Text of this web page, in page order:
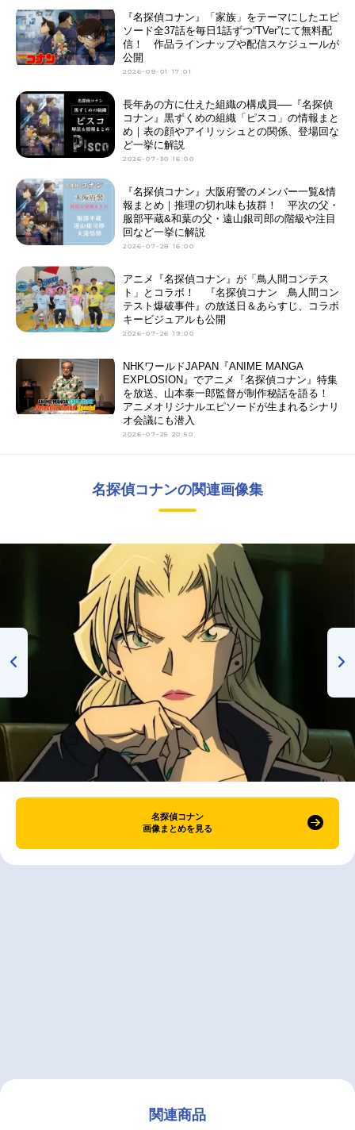
『名探偵コナン』「家族」をテーマにしたエピ
ソード全37話を毎日1話ずつ“TVer”にて無料配
信！ 作品ラインナップや配信スケジュールが
公開
2026-08-01 17:01
長年あの方に仕えた組織の構成員──『名探偵
コナン』黒ずくめの組織「ピスコ」の情報まと
め｜表の顔やアイリッシュとの関係、登場回な
ど一挙に解説
2026-07-30 16:00
『名探偵コナン』大阪府警のメンバー一覧&情
報まとめ｜推理の切れ味も抜群！ 平次の父・
服部平蔵&和葉の父・遠山銀司郎の階級や注目
回など一挙に解説
2026-07-28 16:00
アニメ『名探偵コナン』が「鳥人間コンテス
ト」とコラボ！ 『名探偵コナン 鳥人間コン
テスト爆破事件』の放送日＆あらすじ、コラボ
キービジュアルも公開
2026-07-26 19:00
NHKワールドJAPAN『ANIME MANGA
EXPLOSION』でアニメ『名探偵コナン』特集
を放送、山本泰一郎監督が制作秘話を語る！
アニメオリジナルエピソードが生まれるシナリ
オ会議にも潜入
2026-07-25 20:50
名探偵コナンの関連画像集
名探偵コナン
画像まとめを見る
関連商品